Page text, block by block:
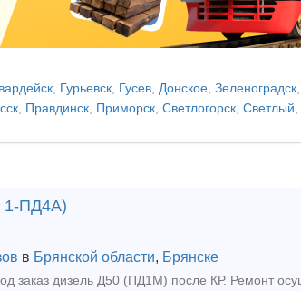
, Гурьевск, Гусев, Донское, Зеленоградск,
, Правдинск, Приморск, Светлогорск, Светлый,
1-ПД4А)
в Брянской области, Брянске